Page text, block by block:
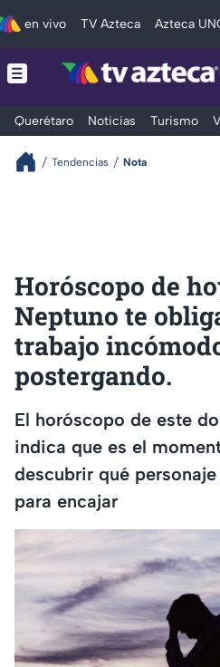
en vivo TV Azteca Azteca
Querétaro Noticias Turismo
Tendencias Nota
Horóscopo de
Neptuno te
trabajo
postergando.
El horóscopo de este
indica que es el
descubrir qué
para encajar